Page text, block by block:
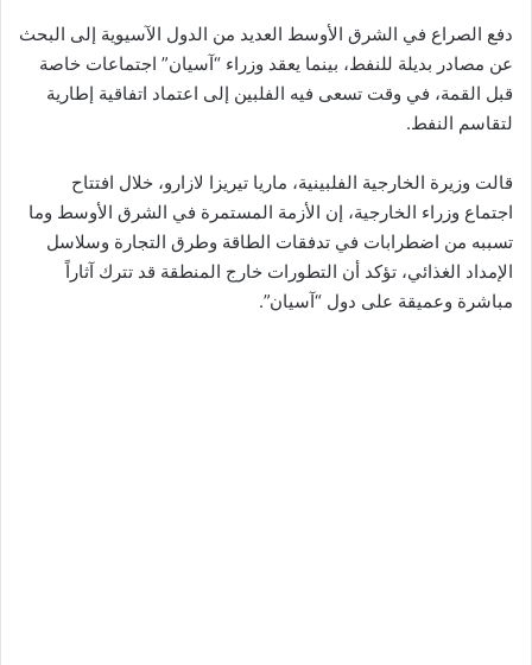
دفع الصراع في الشرق الأوسط العديد من الدول الآسيوية إلى البحث
عن مصادر بديلة للنفط، بينما يعقد وزراء “آسيان” اجتماعات خاصة
قبل القمة، في وقت تسعى فيه الفلبين إلى اعتماد اتفاقية إطارية
لتقاسم النفط.
قالت وزيرة الخارجية الفلبينية، ماريا تيريزا لازارو، خلال افتتاح
اجتماع وزراء الخارجية، إن الأزمة المستمرة في الشرق الأوسط وما
تسببه من اضطرابات في تدفقات الطاقة وطرق التجارة وسلاسل
الإمداد الغذائي، تؤكد أن التطورات خارج المنطقة قد تترك آثاراً
مباشرة وعميقة على دول “آسيان”.